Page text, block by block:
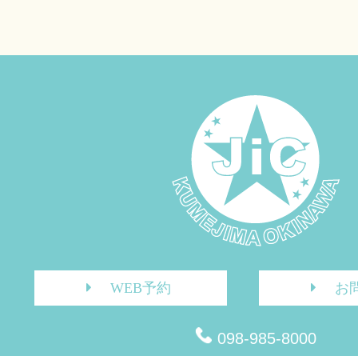
WEB予約 お
098-985-8000